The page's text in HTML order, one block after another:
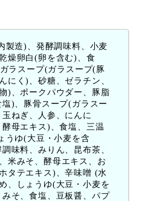
製造)、発酵調味料、小麦
燥卵白(卵を含む)、食
ラスープ(ガラスープ(豚
にく)、砂糖、ゼラチン、
)、ポークパウダー、豚脂
)、豚骨スープ(ガラスー
ねぎ、人参、にんに
酵母エキス)、食塩、三温
うゆ(大豆・小麦を含
味料、みりん、昆布茶、
米みそ、酵母エキス、お
タテエキス)、辛味噌 (水
、しょうゆ(大豆・小麦を
そ、食塩、豆板醤、パプ